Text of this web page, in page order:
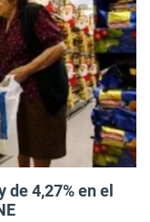
4,27% en el